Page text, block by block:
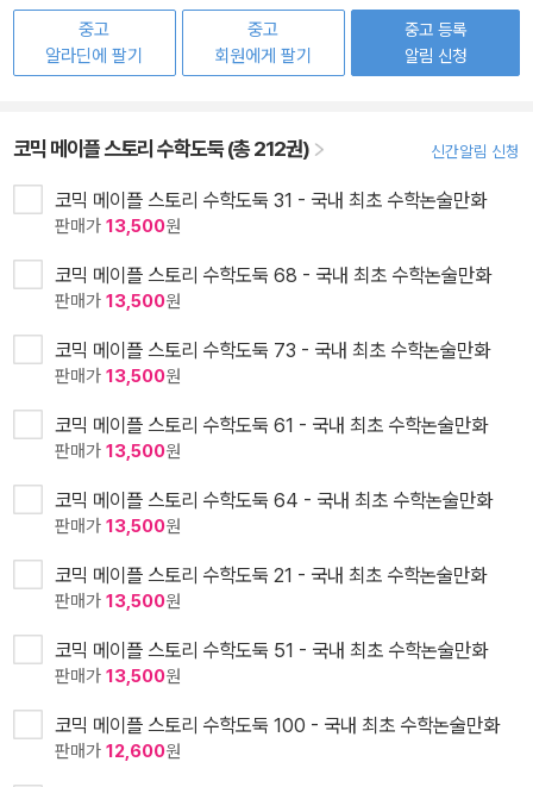
중고
알라딘에 팔기
중고
회원에게 팔기
중고 등록
알림 신청
코믹 메이플 스토리 수학도둑 (총 212권) 신간알림 신청
코믹 메이플 스토리 수학도둑 31 - 국내 최초 수학논술만화
판매가 13,500원
코믹 메이플 스토리 수학도둑 68 - 국내 최초 수학논술만화
판매가 13,500원
코믹 메이플 스토리 수학도둑 73 - 국내 최초 수학논술만화
판매가 13,500원
코믹 메이플 스토리 수학도둑 61 - 국내 최초 수학논술만화
판매가 13,500원
코믹 메이플 스토리 수학도둑 64 - 국내 최초 수학논술만화
판매가 13,500원
코믹 메이플 스토리 수학도둑 21 - 국내 최초 수학논술만화
판매가 13,500원
코믹 메이플 스토리 수학도둑 51 - 국내 최초 수학논술만화
판매가 13,500원
코믹 메이플 스토리 수학도둑 100 - 국내 최초 수학논술만화
판매가 12,600원